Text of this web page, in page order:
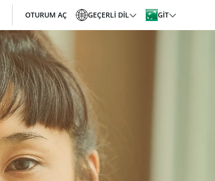
OTURUM AÇ GEÇERLI DIL GİT